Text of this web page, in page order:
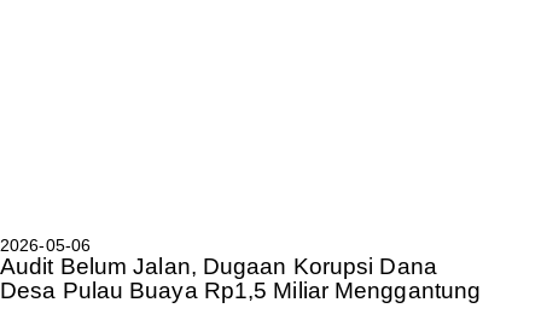
2026-05-06
Audit Belum Jalan, Dugaan Korupsi Dana
Desa Pulau Buaya Rp1,5 Miliar Menggantung